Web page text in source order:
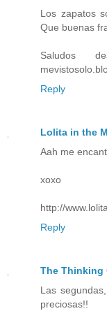
Los zapatos
Que buenas
Saludos
Reply
Lolita in the
Aah me
xoxo
http://
Reply
The Thinking
Las
preciosas!!